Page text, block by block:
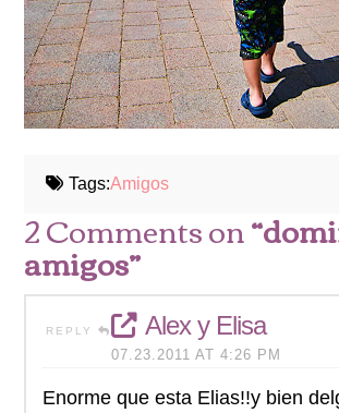
Tags:Amigos
2 Comments on
amigos”
REPLY Alex y Elisa
07.23.2011 AT 4:26 PM
Enorme que esta Elias!!y bien